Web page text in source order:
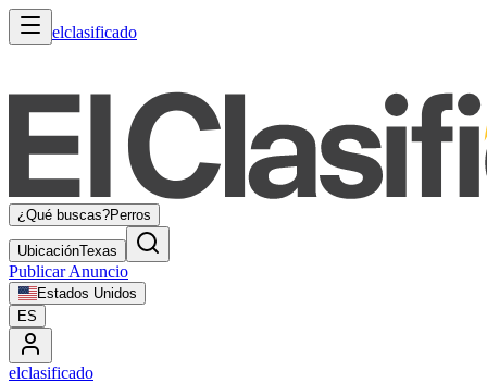
elclasificado
¿Qué buscas?Perros
UbicaciónTexas
Publicar Anuncio
Estados Unidos
ES
elclasificado